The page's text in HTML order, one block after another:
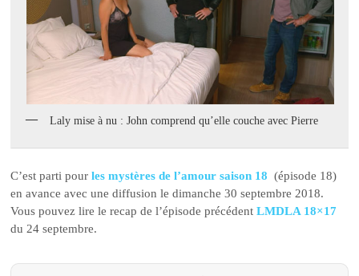
Laly mise à nu : John comprend qu’elle couche avec Pierre
C’est parti pourles mystères de l’amour saison 18 (épisode 18)
en avance avec une diffusion le dimanche 30 septembre 2018.
Vous pouvez lire le recap de l’épisode précédentLMDLA 18×17
du 24 septembre.